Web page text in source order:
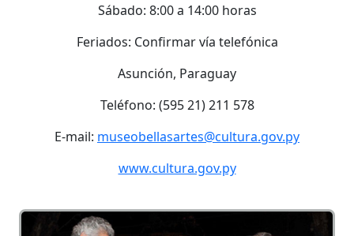
Sábado: 8:00 a 14:00 horas
Feriados: Confirmar vía telefónica
Asunción, Paraguay
Teléfono: (595 21) 211 578
E-mail: museobellasartes@cultura.gov.py
www.cultura.gov.py